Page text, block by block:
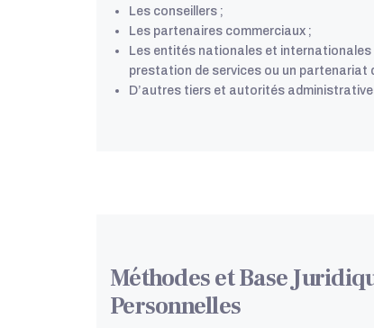
Les conseillers ;
Les partenaires commerciaux ;
Les entités nationales et
prestation de services ou un partenariat
D’autres tiers et autorités
Méthodes et Base
Personnelles